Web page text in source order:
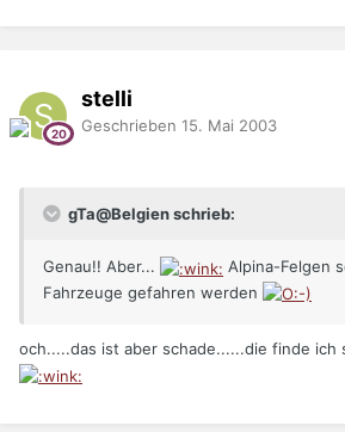
stelli
Geschrieben 15. Mai 2003
gTa@Belgien schrieb:
Genau!! Aber...
Alpina-Felgen
Fahrzeuge gefahren werden
och.....das ist aber schade......die finde ich